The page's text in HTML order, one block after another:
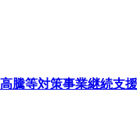
騰等対策事業継続支援